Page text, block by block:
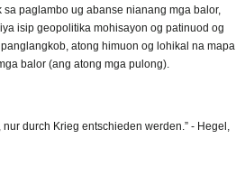
paglambo ug abanse nianang mga balor,
isip geopolitika mohisayon og patinuod og
atong himuon og lohikal na mapa
balor (ang atong mga pulong).
durch Krieg entschieden werden.” - Hegel,